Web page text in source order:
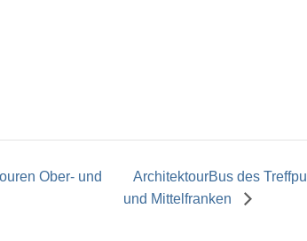
Ober- und
ArchitektourBus des
und Mittelfranken